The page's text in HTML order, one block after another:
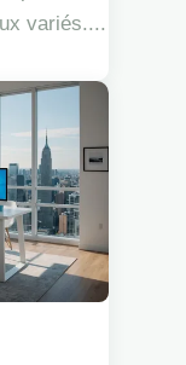
variés....